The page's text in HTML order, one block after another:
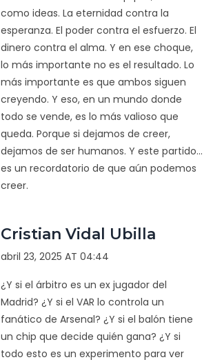
como ideas. La eternidad contra la
esperanza. El poder contra el esfuerzo. El
dinero contra el alma. Y en ese choque,
lo más importante no es el resultado. Lo
más importante es que ambos siguen
creyendo. Y eso, en un mundo donde
todo se vende, es lo más valioso que
queda. Porque si dejamos de creer,
dejamos de ser humanos. Y este partido...
es un recordatorio de que aún podemos
creer.
Cristian Vidal Ubilla
abril 23, 2025 AT 04:44
¿Y si el árbitro es un ex jugador del
Madrid? ¿Y si el VAR lo controla un
fanático de Arsenal? ¿Y si el balón tiene
un chip que decide quién gana? ¿Y si
todo esto es un experimento para ver